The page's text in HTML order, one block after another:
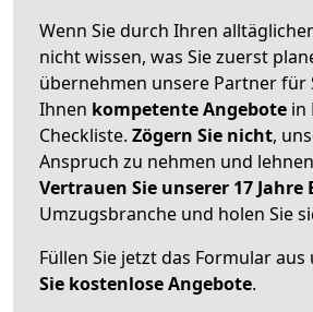
Wenn Sie durch Ihren
nicht wissen, was Sie zuerst
übernehmen unsere Partner für
Ihnen kompetente Angebote in
Checkliste. Zögern Sie nicht,
Anspruch zu nehmen und
Vertrauen Sie unserer 17 Jahre
Umzugsbranche und holen Sie
Füllen Sie jetzt das Formular aus
Sie kostenlose Angebote.